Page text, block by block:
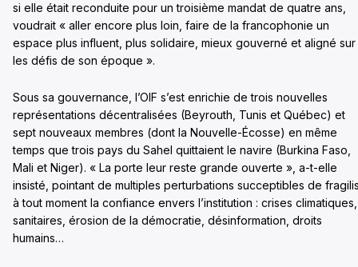
si elle était reconduite pour un troisième mandat de quatre ans,
voudrait « aller encore plus loin, faire de la francophonie un
espace plus influent, plus solidaire, mieux gouverné et aligné sur
les défis de son époque ».
Sous sa gouvernance, l’OIF s’est enrichie de trois nouvelles
représentations décentralisées (Beyrouth, Tunis et Québec) et
sept nouveaux membres (dont la Nouvelle-Écosse) en même
temps que trois pays du Sahel quittaient le navire (Burkina Faso,
Mali et Niger). « La porte leur reste grande ouverte », a-t-elle
insisté, pointant de multiples perturbations succeptibles de
à tout moment la confiance envers l’institution : crises climatiques,
sanitaires, érosion de la démocratie, désinformation, droits
humains…